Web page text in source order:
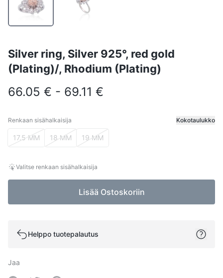
Silver ring, Silver 925°, red gold
(Plating)/, Rhodium (Plating)
66.05 € - 69.11 €
Renkaan sisähalkaisija Kokotaulukko
Renkaan sisähalkaisija
17.5 MM 18 MM 19 MM
Valitse renkaan sisähalkaisija
Lisää Ostoskoriin
Helppo tuotepalautus
Jaa